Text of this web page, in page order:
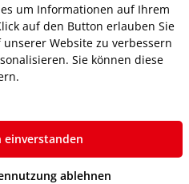
bei Fragen stehen wir
Besuchen Sie uns, um
in Aktion zu sehen, oder
persönliche Beratung.
um Informationen auf Ihrem
auf den Button erlauben Sie
Website zu verbessern
Sie können diese
einverstanden
ablehnen